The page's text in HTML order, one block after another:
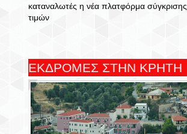
καταναλωτές η νέα πλατφόρμα σύγκρισης
τιμών
ΕΚΔΡΟΜΕΣ ΣΤΗΝ ΚΡΗΤΗ